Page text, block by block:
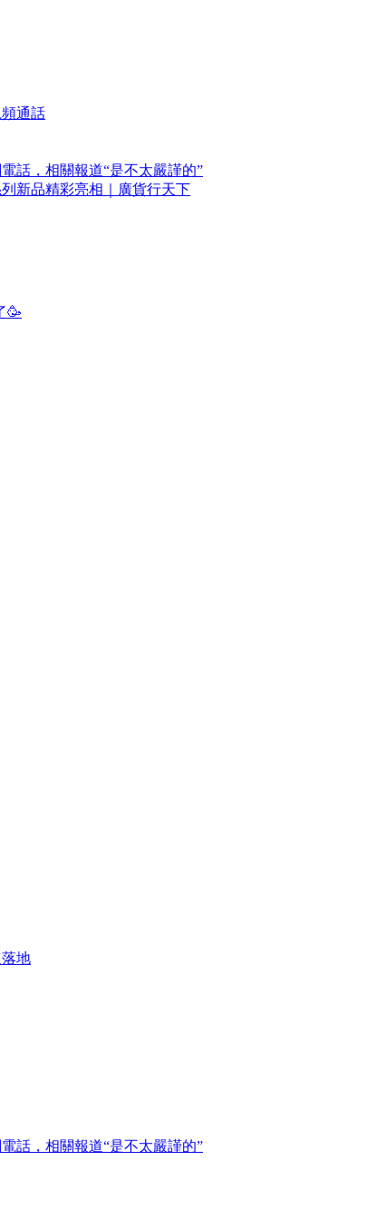
通話
話，相關報道“是不太嚴謹的”
新品精彩亮相｜廣貨行天下
🥳
地
話，相關報道“是不太嚴謹的”